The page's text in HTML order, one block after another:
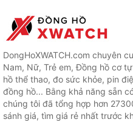
DongHoXWATCH.com chuyên
Nam, Nữ, Trẻ em, Đồng hồ cơ
hồ thể thao, đo sức khỏe, pin
đồng hồ... Bằng khả năng sẵn
chúng tôi đã tổng hợp hơn
sánh giá, tìm giá rẻ nhất trước